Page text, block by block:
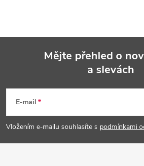
p
a
Mějte přehled o
a slevách
E-mail
Vložením e-mailu souhlasíte s podmínkami